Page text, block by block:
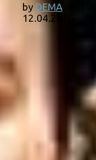
by DEMA ·
12.04.2026